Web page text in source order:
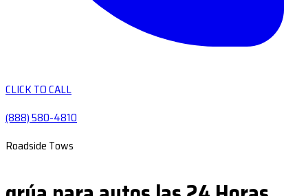
CLICK TO CALL
(888) 580-4810
Roadside Tows